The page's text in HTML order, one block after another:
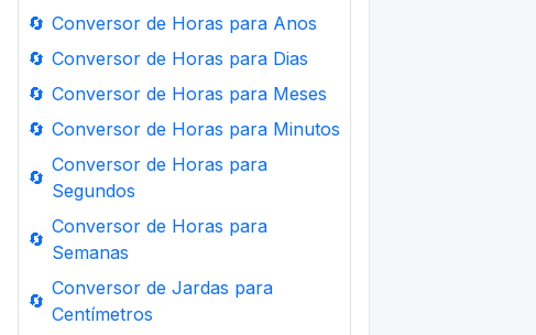
🔄 Conversor de Horas para Anos
🔄 Conversor de Horas para Dias
🔄 Conversor de Horas para Meses
🔄 Conversor de Horas para Minutos
🔄
Conversor de Horas para
Segundos
🔄
Conversor de Horas para
Semanas
🔄
Conversor de Jardas para
Centímetros